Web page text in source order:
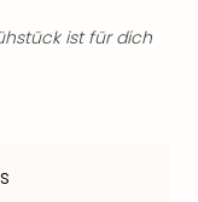
ist für dich